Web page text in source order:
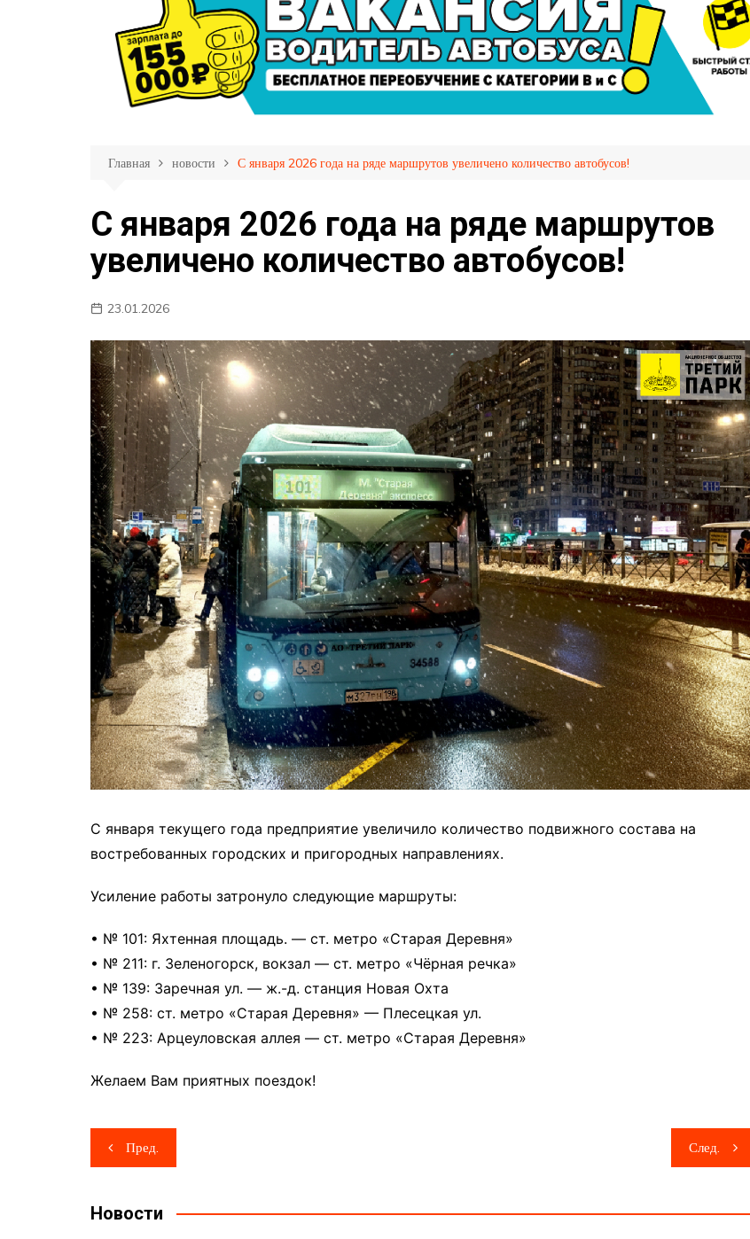
Партнеры
Фотогалерея
Личный кабинет пассажира
Страхование пассажиров
Прием обращений
19
Автослесарь
Вакансии
Охрана труда
Главная новости С января 2026 года на ряде маршрутов увеличено количество автобусов!
С января 2026 года на ряде маршрутов
увеличено количество автобусов!
23.01.2026
С января текущего года предприятие увеличило количество подвижного состава на
востребованных городских и пригородных направлениях.
Усиление работы затронуло следующие маршруты:
• № 101: Яхтенная площадь. — ст. метро «Старая Деревня»
• № 211: г. Зеленогорск, вокзал — ст. метро «Чёрная речка»
• № 139: Заречная ул. — ж.-д. станция Новая Охта
• № 258: ст. метро «Старая Деревня» — Плесецкая ул.
• № 223: Арцеуловская аллея — ст. метро «Старая Деревня»
Желаем Вам приятных поездок!
Навигация
по
записям
Пред. След.
Новости